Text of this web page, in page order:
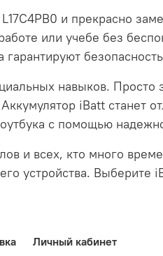
и прекрасно
или учебе без
навыков.
iBatt станет
с помощью
и всех, кто много
устройства.
Личный кабинет